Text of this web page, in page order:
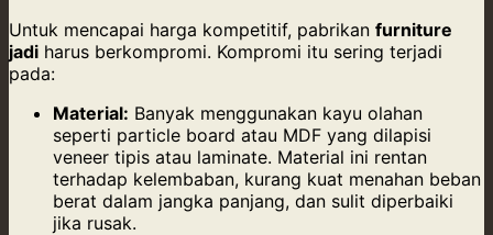
Untuk mencapai harga kompetitif, pabrikan furniture
jadi harus berkompromi. Kompromi itu sering terjadi
pada:
Material: Banyak menggunakan kayu olahan
seperti particle board atau MDF yang dilapisi
veneer tipis atau laminate. Material ini rentan
terhadap kelembaban, kurang kuat menahan beban
berat dalam jangka panjang, dan sulit diperbaiki
jika rusak.